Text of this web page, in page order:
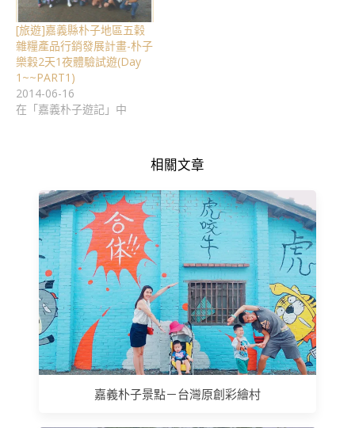
[旅遊]嘉義縣朴子地區五榖
雜糧產品行銷發展計畫-朴子
樂穀2天1夜體驗試遊(Day
1~~PART1)
2014-06-16
在「嘉義朴子遊記」中
相關文章
嘉義朴子景點－台灣原創彩繪村